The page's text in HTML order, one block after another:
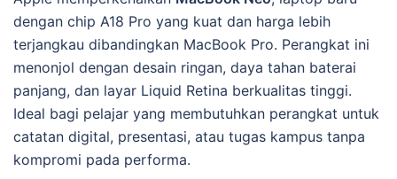
dengan chip A18 Pro yang kuat dan harga lebih
terjangkau dibandingkan MacBook Pro. Perangkat ini
menonjol dengan desain ringan, daya tahan baterai
panjang, dan layar Liquid Retina berkualitas tinggi.
Ideal bagi pelajar yang membutuhkan perangkat untuk
catatan digital, presentasi, atau tugas kampus tanpa
kompromi pada performa.